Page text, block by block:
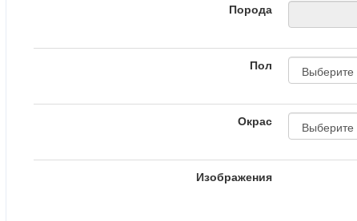
Порода
Пол
Окрас
Изображения